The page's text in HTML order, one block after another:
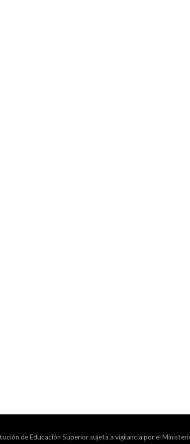
de Educación Superior sujeta a vigilancia por el